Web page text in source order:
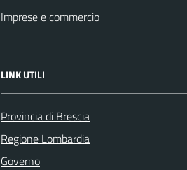
Imprese e commercio
LINK UTILI
Provincia di Brescia
Regione Lombardia
Governo